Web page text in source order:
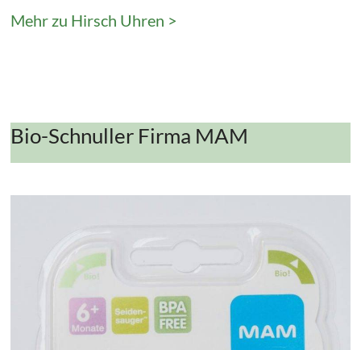
Mehr zu Hirsch Uhren >
Bio-Schnuller Firma MAM